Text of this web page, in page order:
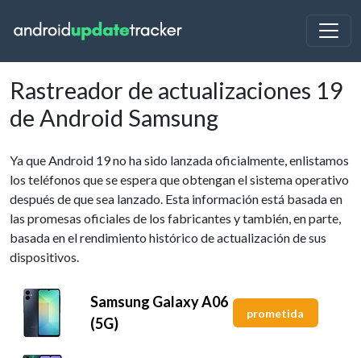
Rastreador de actualizaciones 19
de Android Samsung
Ya que Android 19 no ha sido lanzada oficialmente, enlistamos
los teléfonos que se espera que obtengan el sistema operativo
después de que sea lanzado. Esta información está basada en
las promesas oficiales de los fabricantes y también, en parte,
basada en el rendimiento histórico de actualización de sus
dispositivos.
Samsung Galaxy A06
(5G)
prometida